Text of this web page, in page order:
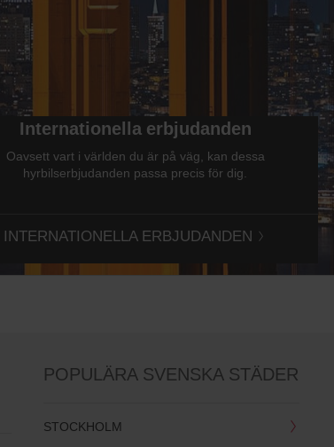
Internationella erbjudanden
Oavsett vart i världen du är på väg, kan dessa
hyrbilserbjudanden passa precis för dig.
INTERNATIONELLA ERBJUDANDEN
POPULÄRA SVENSKA STÄDER
STOCKHOLM